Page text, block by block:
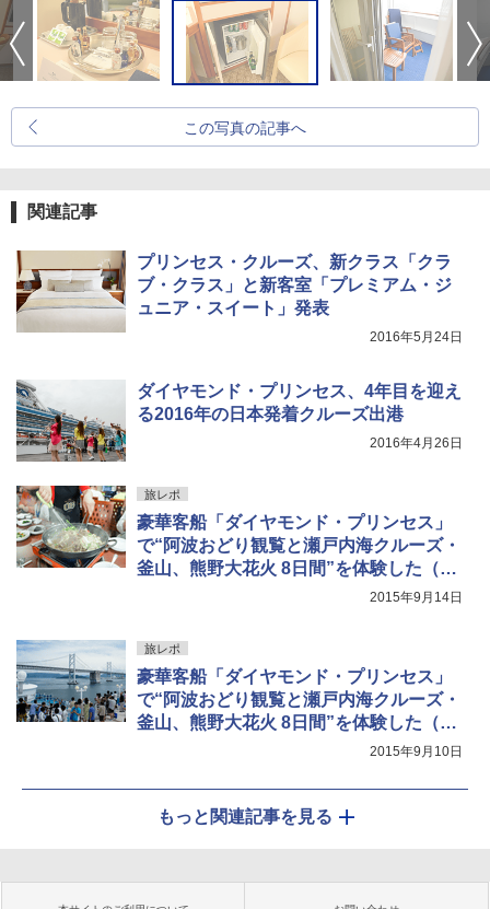
この写真の記事へ
関連記事
プリンセス・クルーズ、新クラス「クラ
ブ・クラス」と新客室「プレミアム・ジ
ュニア・スイート」発表
2016年5月24日
ダイヤモンド・プリンセス、4年目を迎え
る2016年の日本発着クルーズ出港
2016年4月26日
旅レポ
豪華客船「ダイヤモンド・プリンセス」
で“阿波おどり観覧と瀬戸内海クルーズ・
釜山、熊野大花火 8日間”を体験した（後
2015年9月14日
旅レポ
豪華客船「ダイヤモンド・プリンセス」
で“阿波おどり観覧と瀬戸内海クルーズ・
釜山、熊野大花火 8日間”を体験した（前
2015年9月10日
もっと関連記事を見る